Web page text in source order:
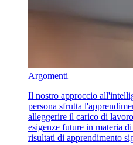
Argomenti
Il nostro approccio
persona sfrutta
alleggerire il carico di
esigenze future in materia
risultati di apprendimento